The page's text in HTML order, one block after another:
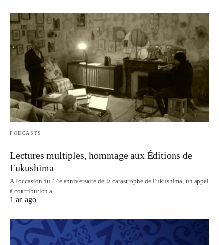
PODCASTS
Lectures multiples, hommage aux Éditions de
Fukushima
A l'occasion du 14e anniversaire de la catastrophe de Fukushima, un appel
à contribution a…
1 an ago